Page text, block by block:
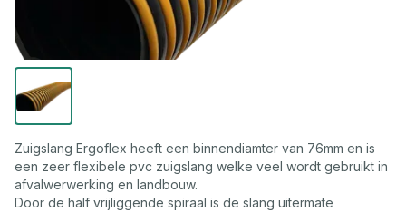
Zuigslang Ergoflex heeft een binnendiamter van 76mm en is
een zeer flexibele pvc zuigslang welke veel wordt gebruikt in
afvalwerwerking en landbouw.
Door de half vrijliggende spiraal is de slang uitermate